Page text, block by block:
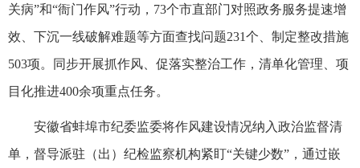
关病”和“衙门作风”行动，73个市直部门对照政务服务提速增
效、下沉一线破解难题等方面查找问题231个、制定整改措施
503项。同步开展抓作风、促落实整治工作，清单化管理、项
目化推进400余项重点任务。
安徽省蚌埠市纪委监委将作风建设情况纳入政治监督清
单，督导派驻（出）纪检监察机构紧盯“关键少数”，通过嵌